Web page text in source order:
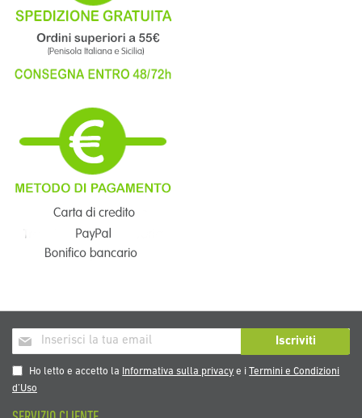
Iscriviti
alla
nostra
Newsletter:
Iscriviti
Ho letto e accetto la Informativa sulla privacy e iTermini e Condizioni
d’Uso